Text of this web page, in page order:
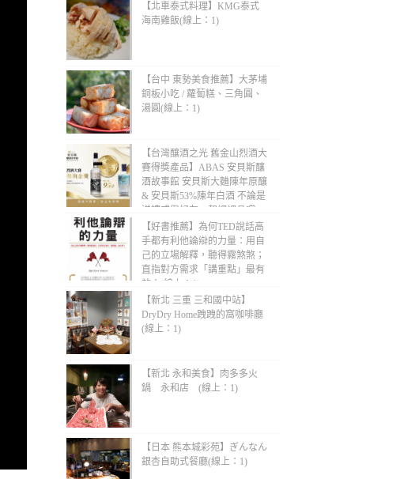
【北車泰式料理】KMG泰式
海南雞飯(線上：1)
【台中 東勢美食推薦】大茅埔
銅板小吃 / 蘿蔔糕、三角圓、
湯圓(線上：1)
【台灣釀酒之光 舊金山烈酒大
賽得獎產品】ABAS 安貝斯釀
酒故事館 安貝斯大麯陳年原釀
& 安貝斯53%陳年白酒 不論是
送禮或與好友一起細細品嚐，
都是品味十足的最佳選擇！(線
上：1)
【好書推薦】為何TED說話高
手都有利他論辯的力量：用自
己的立場解釋，聽得霧煞煞；
直指對方需求「講重點」最有
效！(線上：1)
【新北 三重 三和國中站】
DryDry Home跩跩的窩咖啡廳
(線上：1)
【新北 永和美食】肉多多火
鍋 永和店 (線上：1)
【日本 熊本城彩苑】ぎんなん
銀杏自助式餐廳(線上：1)